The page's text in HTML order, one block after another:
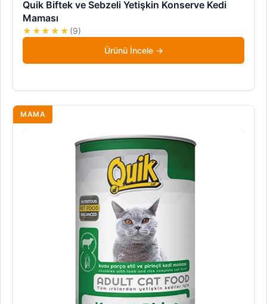
Quik Biftek ve Sebzeli Yetişkin Konserve Kedi
Maması
★★★★★ (9)
Ürünü İncele
MAMA